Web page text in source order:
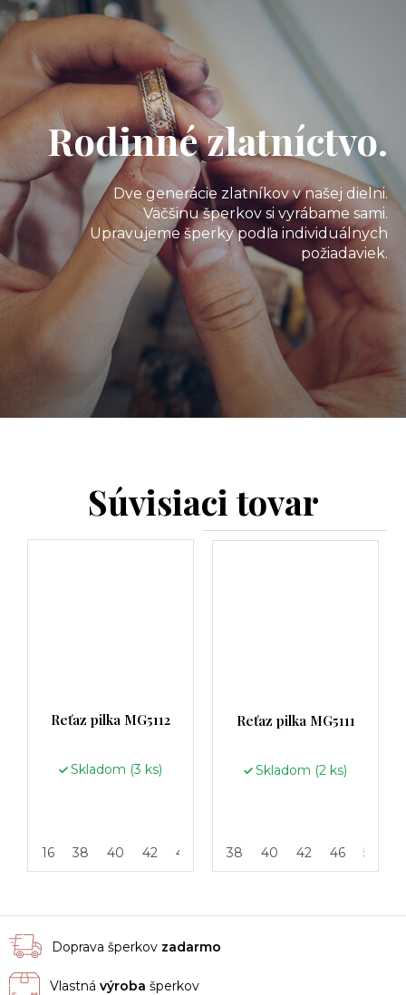
Rodinné zlatníctvo.
Dve generácie zlatníkov v našej dielni.
Väčšinu šperkov si vyrábame sami.
Upravujeme šperky podľa individuálnych
požiadaviek.
Súvisiaci tovar
Reťaz pilka MG5112
Skladom (3 ks)
16 38 40 42 46
Reťaz pilka MG5111
Skladom (2 ks)
38 40 42 46 50
Doprava šperkov zadarmo
Vlastná výroba šperkov